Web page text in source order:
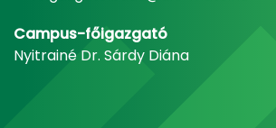
Campus-főigazgató
Nyitrainé Dr. Sárdy Diána